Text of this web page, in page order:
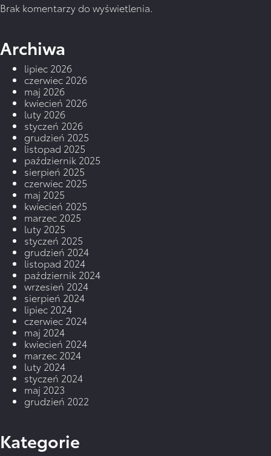
Brak komentarzy do wyświetlenia.
Archiwa
lipiec 2026
czerwiec 2026
maj 2026
kwiecień 2026
luty 2026
styczeń 2026
grudzień 2025
listopad 2025
październik 2025
sierpień 2025
czerwiec 2025
maj 2025
kwiecień 2025
marzec 2025
luty 2025
styczeń 2025
grudzień 2024
listopad 2024
październik 2024
wrzesień 2024
sierpień 2024
lipiec 2024
czerwiec 2024
maj 2024
kwiecień 2024
marzec 2024
luty 2024
styczeń 2024
maj 2023
grudzień 2022
Kategorie